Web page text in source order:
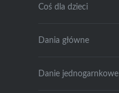
Coś dla dzieci
Dania główne
Danie jednogarnkowe